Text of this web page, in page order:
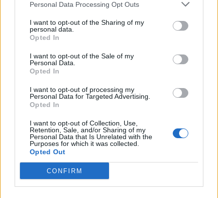
Personal Data Processing Opt Outs
I want to opt-out of the Sharing of my
personal data.
Opted In
I want to opt-out of the Sale of my
Personal Data.
Opted In
I want to opt-out of processing my
Personal Data for Targeted Advertising.
Opted In
I want to opt-out of Collection, Use,
Retention, Sale, and/or Sharing of my
Personal Data that Is Unrelated with the
Purposes for which it was collected.
Opted Out
CONFIRM
No te olvides consultar lasbases legales de la
muestra gratis
Solicita ya tu muestra gratuita de Palette Intensive
Creme Color o Palette Natural. Son excelentes
productos de Schwarzkopf para tu cabello.
Hemos retomadonuestro canal de Telegram
No te lo pierdas porque aquí avisaremos de los
ganadores de los concursos que las marcas nos
vayan comunicando, y de las novedades en
sorteos y muestras gratis.